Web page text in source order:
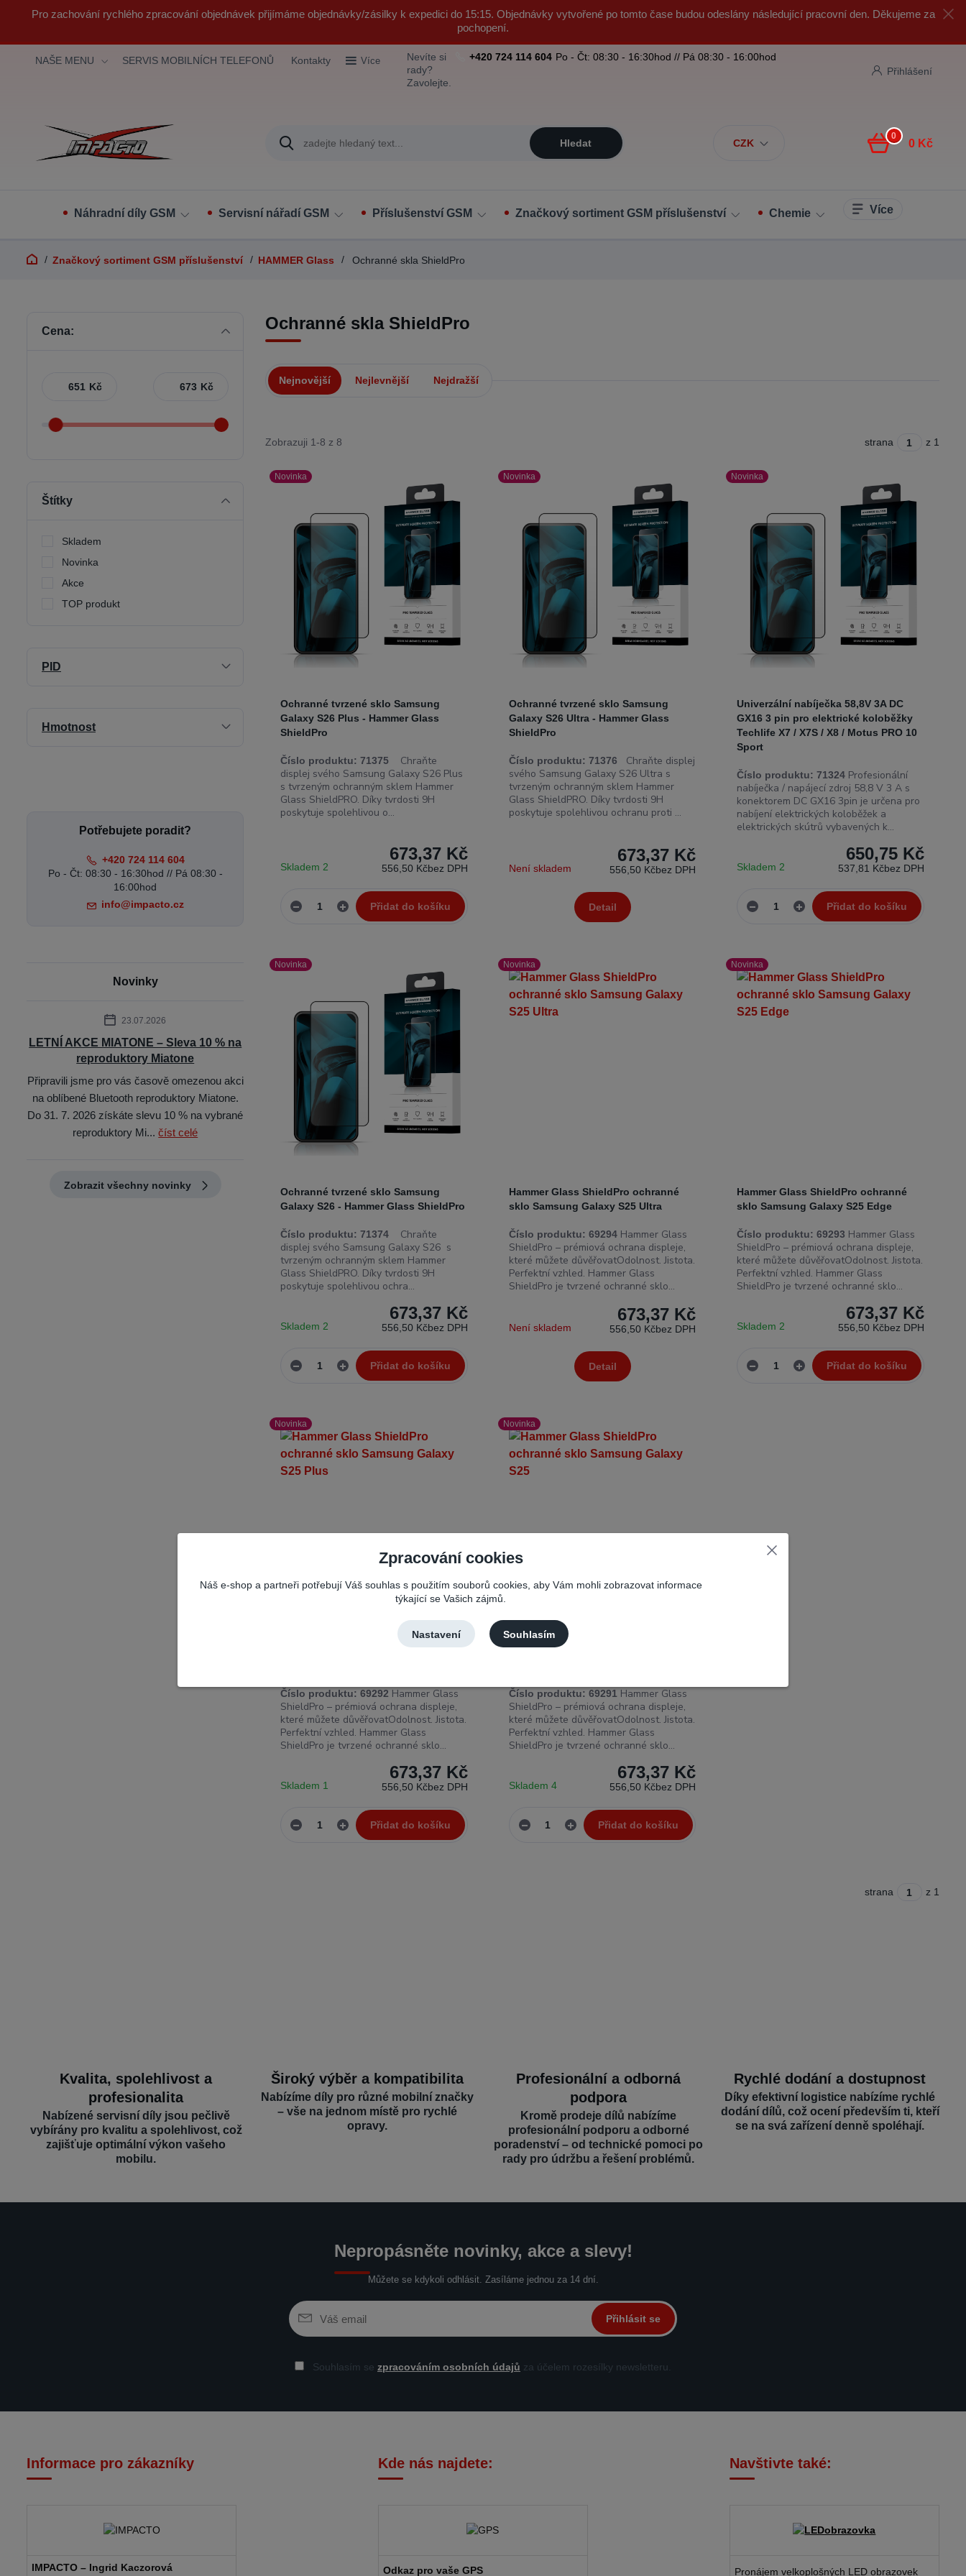
Pro zachování rychlého zpracování objednávek přijímáme objednávky/zásilky k expedici do 15:15. Objednávky vytvořené po tomto čase budou odeslány následující pracovní den. Děkujeme za
pochopení.
NAŠE MENU SERVIS MOBILNÍCH TELEFONŮ Kontakty Více
CZK
Přihlášení
Hledat
Nevíte si
rady?
Zavolejte.
+420 724 114 604 Po - Čt: 08:30 - 16:30hod // Pá 08:30 - 16:00hod
0
0 Kč
Náhradní díly GSM Servisní nářadí GSM Příslušenství GSM Značkový sortiment GSM příslušenství Chemie Více
Značkový sortiment GSM příslušenství HAMMER Glass Ochranné skla ShieldPro
Ochranné skla ShieldPro
Nejnovější Nejlevnější Nejdražší
Zobrazuji 1-8 z 8 strana z 1
Novinka
Ochranné tvrzené sklo Samsung
Galaxy S26 Plus - Hammer Glass
ShieldPro
Číslo produktu: 71375
Chraňte
displej svého Samsung Galaxy S26 Plus
s tvrzeným ochranným sklem Hammer
Glass ShieldPRO. Díky tvrdosti 9H
poskytuje spolehlivou o...
673,37 Kč
556,50 Kčbez DPH
Skladem 2
Přidat do košíku
Novinka
Ochranné tvrzené sklo Samsung
Galaxy S26 Ultra - Hammer Glass
ShieldPro
Číslo produktu: 71376
Chraňte displej
svého Samsung Galaxy S26 Ultra s
tvrzeným ochranným sklem Hammer
Glass ShieldPRO. Díky tvrdosti 9H
poskytuje spolehlivou ochranu proti ...
673,37 Kč
556,50 Kčbez DPH
Není skladem
Detail
Novinka
Univerzální nabíječka 58,8V 3A DC
GX16 3 pin pro elektrické koloběžky
Techlife X7 / X7S / X8 / Motus PRO 10
Sport
Číslo produktu: 71324 Profesionální
nabíječka / napájecí zdroj 58,8 V 3 A s
konektorem DC GX16 3pin je určena pro
nabíjení elektrických koloběžek a
elektrických skútrů vybavených k...
650,75 Kč
537,81 Kčbez DPH
Skladem 2
Přidat do košíku
Novinka
Ochranné tvrzené sklo Samsung
Galaxy S26 - Hammer Glass ShieldPro
Číslo produktu: 71374
Chraňte
displej svého Samsung Galaxy S26 s
tvrzeným ochranným sklem Hammer
Glass ShieldPRO. Díky tvrdosti 9H
poskytuje spolehlivou ochra...
673,37 Kč
556,50 Kčbez DPH
Skladem 2
Přidat do košíku
Novinka
Hammer Glass ShieldPro ochranné
sklo Samsung Galaxy S25 Ultra
Číslo produktu: 69294Hammer Glass
ShieldPro – prémiová ochrana displeje,
které můžete důvěřovatOdolnost. Jistota.
Perfektní vzhled. Hammer Glass
ShieldPro je tvrzené ochranné sklo...
673,37 Kč
556,50 Kčbez DPH
Není skladem
Detail
Novinka
Hammer Glass ShieldPro ochranné
sklo Samsung Galaxy S25 Edge
Číslo produktu: 69293 Hammer Glass
ShieldPro – prémiová ochrana displeje,
které můžete důvěřovatOdolnost. Jistota.
Perfektní vzhled. Hammer Glass
ShieldPro je tvrzené ochranné sklo...
673,37 Kč
556,50 Kčbez DPH
Skladem 2
Přidat do košíku
Novinka
Hammer Glass ShieldPro ochranné
Číslo produktu: 69292 Hammer Glass
ShieldPro – prémiová ochrana displeje,
které můžete důvěřovatOdolnost. Jistota.
Perfektní vzhled. Hammer Glass
ShieldPro je tvrzené ochranné sklo...
673,37 Kč
556,50 Kčbez DPH
Skladem 1
Přidat do košíku
Novinka
Hammer Glass ShieldPro ochranné
Číslo produktu: 69291Hammer Glass
ShieldPro – prémiová ochrana displeje,
které můžete důvěřovatOdolnost. Jistota.
Perfektní vzhled. Hammer Glass
ShieldPro je tvrzené ochranné sklo...
673,37 Kč
556,50 Kčbez DPH
Skladem 4
Přidat do košíku
strana z 1
Cena:
Kč Kč
Štítky
Skladem
Novinka
Akce
TOP produkt
PID
Hmotnost
Potřebujete poradit?
+420 724 114 604
Po - Čt: 08:30 - 16:30hod // Pá 08:30 -
16:00hod
info@impacto.cz
Novinky
23.07.2026
LETNÍ AKCE MIATONE – Sleva 10 % na
reproduktory Miatone
Připravili jsme pro vás časově omezenou akci
na oblíbené Bluetooth reproduktory Miatone.
Do 31. 7. 2026 získáte slevu 10 % na vybrané
reproduktory Mi...číst celé
Zobrazit všechny novinky
Kvalita, spolehlivost a
profesionalita
Nabízené servisní díly jsou pečlivě
vybírány pro kvalitu a spolehlivost, což
zajišťuje optimální výkon vašeho
mobilu.
Široký výběr a kompatibilita
Nabízíme díly pro různé mobilní značky
– vše na jednom místě pro rychlé
opravy.
Profesionální a odborná
podpora
Kromě prodeje dílů nabízíme
profesionální podporu a odborné
poradenství – od technické pomoci po
rady pro údržbu a řešení problémů.
Rychlé dodání a dostupnost
Díky efektivní logistice nabízíme rychlé
dodání dílů, což ocení především ti, kteří
se na svá zařízení denně spoléhají.
Nepropásněte novinky, akce a slevy!
Můžete se kdykoli odhlásit. Zasíláme jednou za 14 dní.
Přihlásit se
Souhlasím se zpracováním osobních údajů za účelem rozesílky newsletteru.
Informace pro zákazníky
IMPACTO – Ingrid Kaczorová
Kde nás najdete:
Odkaz pro vaše GPS
Navštivte také:
Pronájem velkoplošných LED obrazovek
Zpracování cookies
Náš e-shop a partneři potřebují Váš souhlas s použitím souborů cookies, aby Vám mohli zobrazovat informace
týkající se Vašich zájmů.
Nastavení Souhlasím